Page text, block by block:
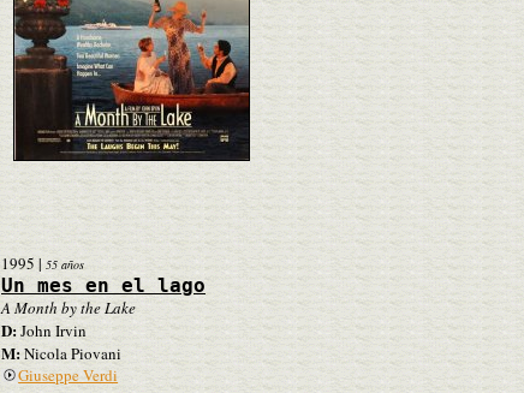
1995 | 55 años
Un mes en el lago
A Month by the Lake
D:John Irvin
M:Nicola Piovani
Giuseppe Verdi